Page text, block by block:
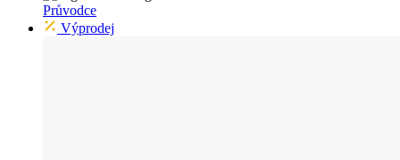
Průvodce
Výprodej